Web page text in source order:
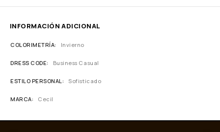
INFORMACIÓN ADICIONAL
COLORIMETRÍA Invierno
DRESS CODE Business Casual
ESTILO PERSONAL Sofisticado
MARCA Cecil